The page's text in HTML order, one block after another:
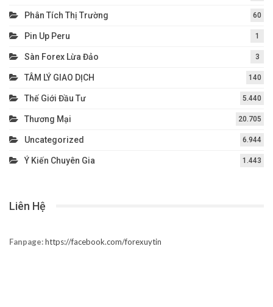
Phân Tích Thị Trường 60
Pin Up Peru 1
Sàn Forex Lừa Đảo 3
TÂM LÝ GIAO DỊCH 140
Thế Giới Đầu Tư 5.440
Thương Mại 20.705
Uncategorized 6.944
Ý Kiến Chuyên Gia 1.443
Liên Hệ
Fanpage:https://facebook.com/forexuytin